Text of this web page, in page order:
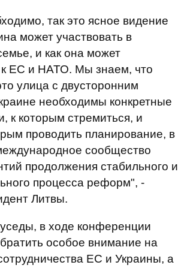
так это ясное видение
может участвовать в
и как она может
к ЕС и НАТО. Мы знаем, что
улица с двусторонним
необходимы конкретные
к которым стремиться, и
проводить планирование, в
сообщество
продолжения стабильного и
процесса реформ", -
Литвы.
в ходе конференции
особое внимание на
ЕС и Украины, а